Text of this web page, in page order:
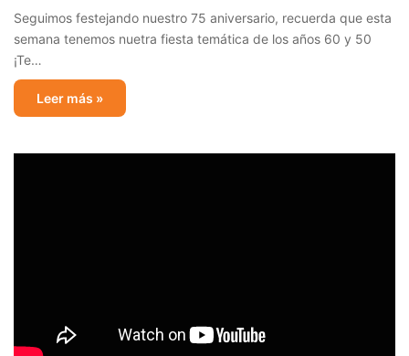
Seguimos festejando nuestro 75 aniversario, recuerda que esta
semana tenemos nuetra fiesta temática de los años 60 y 50
¡Te…
Leer más »